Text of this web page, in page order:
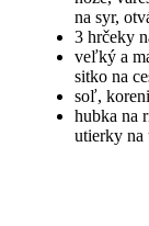
na syr,
3 hrčeky
veľký a
sitko na
soľ,
hubka na
utierky na